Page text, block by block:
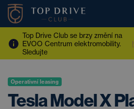
Top Drive Club se brzy změní na
EVOO Centrum elektromobility.
Sledujte
Operativní leasing
Tesla Model X